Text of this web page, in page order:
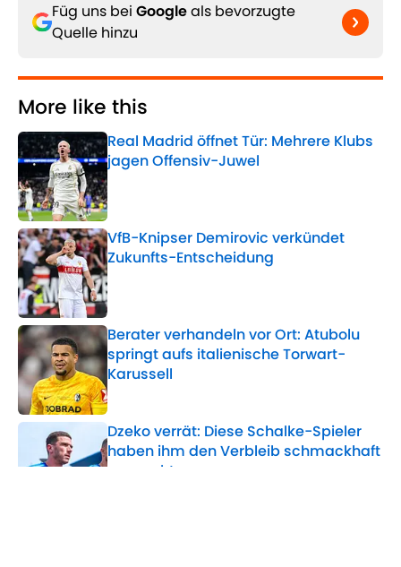
Füg uns bei Googleals bevorzugte
Quelle hinzu
More like this
Real Madrid öffnet Tür: Mehrere Klubs
jagen Offensiv-Juwel
Published by on Invalid Date
VfB-Knipser Demirovic verkündet
Zukunfts-Entscheidung
Published by on Invalid Date
Berater verhandeln vor Ort: Atubolu
springt aufs italienische Torwart-
Karussell
Published by on Invalid Date
Dzeko verrät: Diese Schalke-Spieler
haben ihm den Verbleib schmackhaft
gemacht